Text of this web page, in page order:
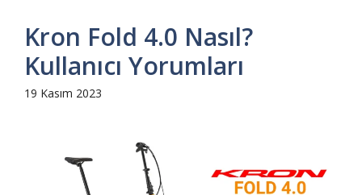
Kron Fold 4.0 Nasıl?
Kullanıcı Yorumları
19 Kasım 2023